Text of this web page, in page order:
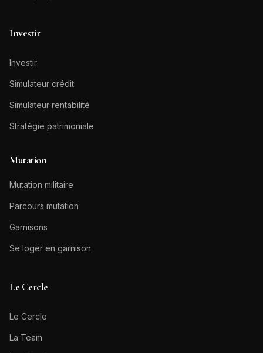
Investir
Investir
Simulateur crédit
Simulateur rentabilité
Stratégie patrimoniale
Mutation
Mutation militaire
Parcours mutation
Garnisons
Se loger en garnison
Le Cercle
Le Cercle
La Team